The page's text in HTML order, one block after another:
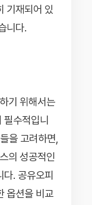
기재되어 있
니다.
기 위해서는
수적입니
을 고려하면,
의 성공적인
. 공유오피
옵션을 비교